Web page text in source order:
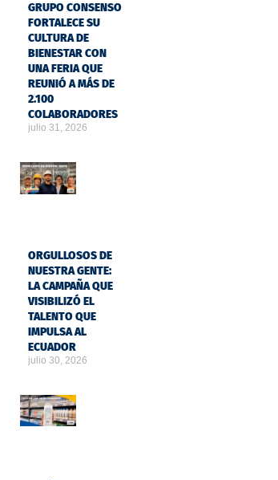
GRUPO CONSENSO
FORTALECE SU
CULTURA DE
BIENESTAR CON
UNA FERIA QUE
REUNIÓ A MÁS DE
2.100
COLABORADORES
julio 31, 2026
ORGULLOSOS DE
NUESTRA GENTE:
LA CAMPAÑA QUE
VISIBILIZÓ EL
TALENTO QUE
IMPULSA AL
ECUADOR
julio 30, 2026